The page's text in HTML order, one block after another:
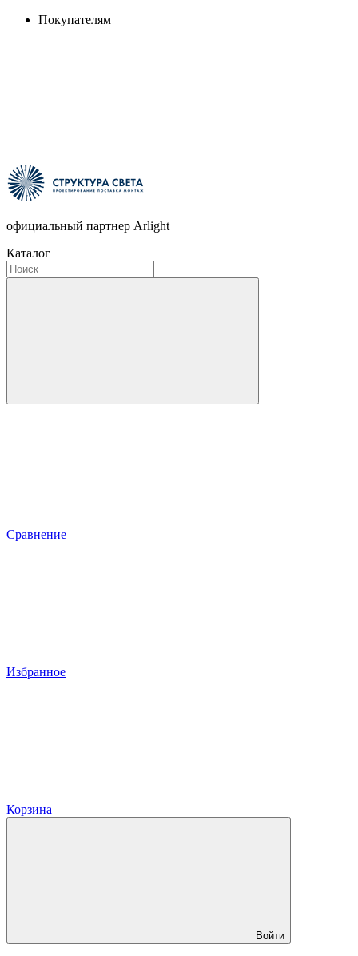
Покупателям
официальный партнер Arlight
Каталог
Сравнение
Избранное
Корзина
Войти